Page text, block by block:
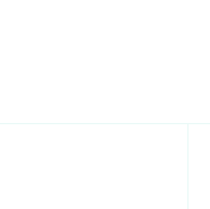
til EM: